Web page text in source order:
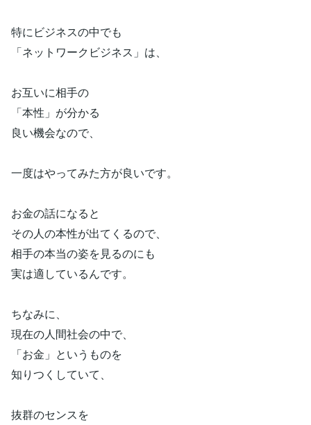
特にビジネスの中でも
「ネットワークビジネス」は、
お互いに相手の
「本性」が分かる
良い機会なので、
一度はやってみた方が良いです。
お金の話になると
その人の本性が出てくるので、
相手の本当の姿を見るのにも
実は適しているんです。
ちなみに、
現在の人間社会の中で、
「お金」というものを
知りつくしていて、
抜群のセンスを